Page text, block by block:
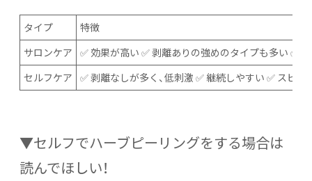
タイプ
特徴
サロンケア ✅ 効果が高い ✅ 剥離ありの強めのタイプも多い ✅
セルフケア ✅ 剥離なしが多く、低刺激 ✅ 継続しやすい ✅ スピ
▼セルフでハーブピーリングをする場合は
読んでほしい！